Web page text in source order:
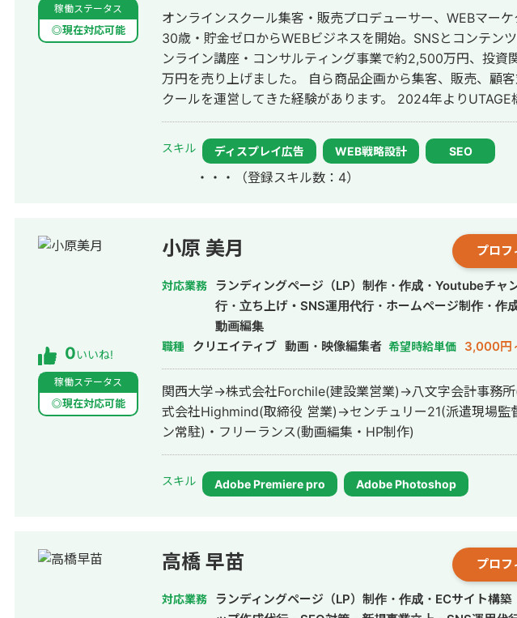
系のオウンドメディア：半年でUUが2.5倍 ⇒https://
meikan.com/freelance/388/blog/476 ▼StockSunチャンネル出演動画 ▼NY
マーケティングのチャンネル
稼働ステータス
◎現在対応可能
オンラインスクール集客・販売プロデューサー、WEBマーケター。
30歳・貯金ゼロからWEBビジネスを開始。SNSとコンテン
ンライン講座・コンサルティング事業で約2,500万円、投資
万円を売り上げました。 自ら商品企画から集客、販売、顧客対応まで行い、ス
クールを運営してきた経験があります。 2024年よりUTAGE構築代行を開始。
関連案件50件以上、顧客評価★5。 現在は商品コンセプト設計、Meta広告、
LP、ウェビナー、ステップ配信、個別相談、数値分析までを
ています。 支援先には月商1,000万円、年商1億円規模のスクール事業もありま
スキル ディスプレイ広告 WEB戦略設計 SEO
・・・ （登録スキル数：4）
0いいね!
稼働ステータス
◎現在対応可能
小原 美月 プロフ
対応業務
ランディングページ（LP）制作・作成・Youtubeチャ
行・立ち上げ・SNS運用代行・ホームページ制作・作
動画編集
職種 クリエイティブ 動画・映像編集者 希望時給単価 3,000円
関西大学→株式会社Forchile(建設業営業)→八文字会計事務
式会社Highmind(取締役 営業)→センチュリー21(派遣現場監
ン常駐)・フリーランス(動画編集・HP制作)
スキル Adobe Premiere pro Adobe Photoshop
高橋 早苗 プロフ
対応業務
ランディングページ（LP）制作・作成・ECサイト構築